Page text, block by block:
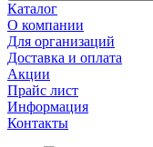
Каталог
О компании
Для организаций
Доставка и оплата
Акции
Прайс лист
Информация
Контакты